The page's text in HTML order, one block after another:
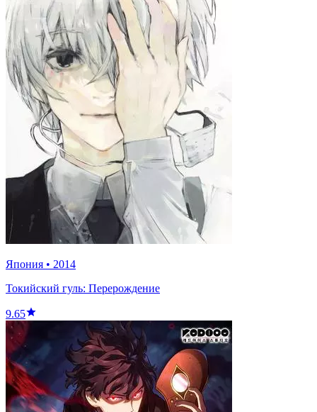
Япония • 2014
Токийский гуль: Перерождение
9.65